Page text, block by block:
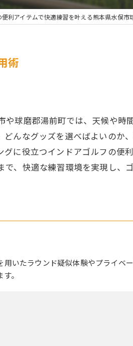
利アイテムで快適練習を叶える熊本県水俣市
術
球磨郡湯前町では、天候や時
んなグッズを選べばよいのか
に役立つインドアゴルフの便利
、快適な練習環境を実現し、
いたラウンド疑似体験やプライベ
。